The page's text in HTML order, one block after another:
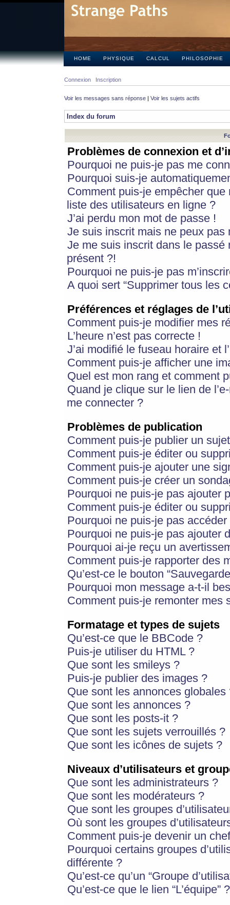
HOME PHYSIQUE CALCUL PHILOSOPHIE
Connexion Inscription
Voir les messages sans réponse | Voir les sujets actifs
Index du forum
Problèmes de connexion et
Pourquoi ne puis-je pas me
Pourquoi suis-je
Comment puis-je empêcher
liste des utilisateurs en ligne ?
J’ai perdu mon mot de passe !
Je suis inscrit mais ne peux pas
Je me suis inscrit dans le
présent ?!
Pourquoi ne puis-je pas
A quoi sert “Supprimer tous les
Préférences et réglages de
Comment puis-je modifier mes
L’heure n’est pas correcte !
J’ai modifié le fuseau horaire et
Comment puis-je afficher une
Quel est mon rang et comment
Quand je clique sur le lien de
me connecter ?
Problèmes de publication
Comment puis-je publier un
Comment puis-je éditer ou
Comment puis-je ajouter une
Comment puis-je créer un
Pourquoi ne puis-je pas ajouter
Comment puis-je éditer ou
Pourquoi ne puis-je pas
Pourquoi ne puis-je pas ajouter
Pourquoi ai-je reçu un
Comment puis-je rapporter des
Qu’est-ce le bouton
Pourquoi mon message a-t-il
Comment puis-je remonter mes
Formatage et types de sujets
Qu’est-ce que le BBCode ?
Puis-je utiliser du HTML ?
Que sont les smileys ?
Puis-je publier des images ?
Que sont les annonces globales
Que sont les annonces ?
Que sont les posts-it ?
Que sont les sujets verrouillés ?
Que sont les icônes de sujets ?
Niveaux d’utilisateurs et
Que sont les administrateurs ?
Que sont les modérateurs ?
Que sont les groupes
Où sont les groupes
Comment puis-je devenir un
Pourquoi certains groupes
différente ?
Qu’est-ce qu’un “Groupe
Qu’est-ce que le lien “L’équipe” ?